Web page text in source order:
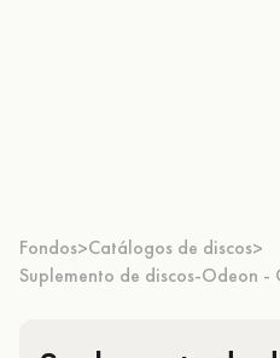
Fondos>Catálogos de discos>
Suplemento de discos-Odeon -